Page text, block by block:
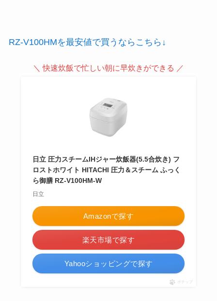
RZ-V100HMを最安値で買うならこちら↓
＼ 快速炊飯で忙しい朝に早炊きができる ／
日立 圧力スチームIHジャー炊飯器(5.5合炊き) フ
ロストホワイト HITACHI 圧力＆スチーム ふっく
ら御膳 RZ-V100HM-W
日立
Amazonで探す
楽天市場で探す
Yahooショッピングで探す
ポチップ